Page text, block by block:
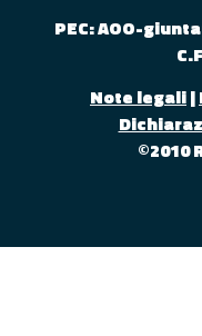
PEC: AOO-
Note legali|
©2010